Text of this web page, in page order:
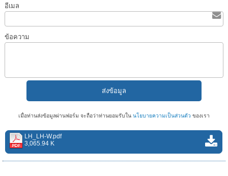
อีเมล
ข้อความ
เมื่อท่านส่งข้อมูลผ่านฟอร์ม จะถือว่าท่านยอมรับในนโยบายความเป็นส่วนตัว ของเรา
LH_LH-W.pdf
3,065.94 K